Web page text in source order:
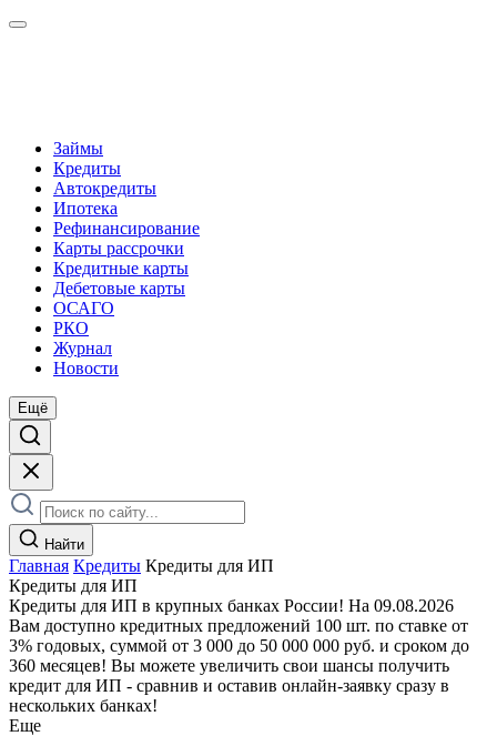
Займы
Кредиты
Автокредиты
Ипотека
Рефинансирование
Карты рассрочки
Кредитные карты
Дебетовые карты
ОСАГО
РКО
Журнал
Новости
Ещё
Найти
Главная Кредиты Кредиты для ИП
Кредиты для ИП
Кредиты для ИП в крупных банках России! На 09.08.2026
Вам доступно кредитных предложений 100 шт. по ставке от
3% годовых, суммой от 3 000 до 50 000 000 руб. и сроком до
360 месяцев! Вы можете увеличить свои шансы получить
кредит для ИП - сравнив и оставив онлайн-заявку сразу в
нескольких банках!
Еще